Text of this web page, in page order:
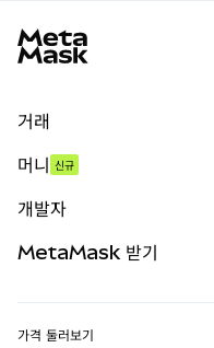
거래
무기한 선물
실물자산
머니 신규
개발자
MetaMask 받기
가격 둘러보기